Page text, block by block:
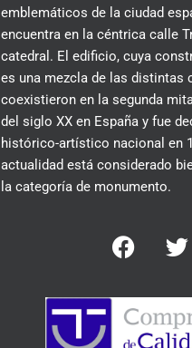
emblemáticos de la ciudad
encuentra en la céntrica calle
catedral. El edificio, cuya
es una mezcla de las distintas
coexistieron en la segunda
del siglo XX en España y fue
histórico-artístico nacional en
actualidad está considerado
la categoría de monumento.
F
a
e
b
T
w
t
t